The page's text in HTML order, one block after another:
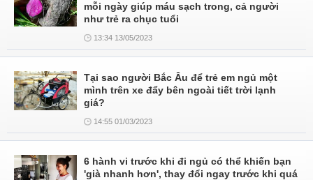
mỗi ngày giúp máu sạch trong, cả người
như trẻ ra chục tuổi
13:34 13/05/2023
Tại sao người Bắc Âu để trẻ em ngủ một
mình trên xe đẩy bên ngoài tiết trời lạnh
giá?
14:55 01/03/2023
6 hành vi trước khi đi ngủ có thể khiến bạn
'già nhanh hơn', thay đổi ngay trước khi quá